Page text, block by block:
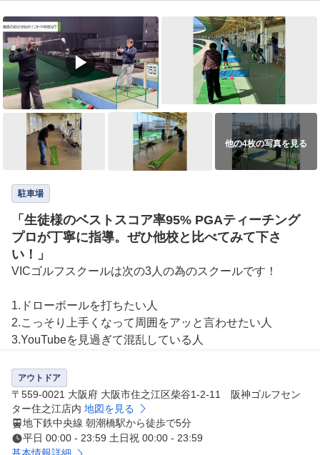
▶
他の4枚の写真を見る
駐車場
「生徒様のベストスコア率95% PGAティーチング
プロが丁寧に指導。ぜひ他校と比べてみて下さ
い！」
VICゴルフスクールは次の3人の為のスクールです！
1.ドローボールを打ちたい人
2.こっそり上手くなって周囲をアッと言わせたい人
3.YouTubeを見過ぎて混乱している人
アウトドア
〒559-0021 大阪府 大阪市住之江区柴谷1-2-11 阪神ゴルフセン
ター住之江店内 地図を見る
地下鉄中央線 朝潮橋駅から徒歩で5分
平日 00:00 - 23:59 土日祝 00:00 - 23:59